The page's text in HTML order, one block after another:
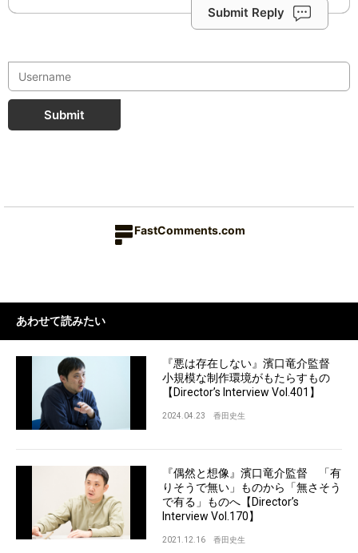
Submit Reply
Submit
FastComments.com
あわせて読みたい
『悪は存在しない』濱口竜介監督
小規模な制作環境がもたらすもの
【Director’s Interview Vol.401】
2024.04.23 香田史生
『偶然と想像』濱口竜介監督 「有
りそうで無い」ものから「無さそう
で有る」ものへ【Director’s
Interview Vol.170】
2021.12.16 香田史生